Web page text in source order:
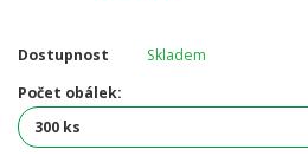
Dostupnost
Skladem
Počet obálek: